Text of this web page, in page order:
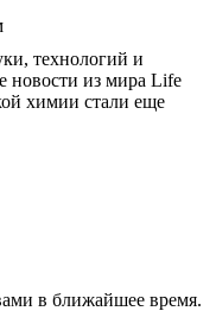
технологий и
новости из мира Life
химии стали еще
в ближайшее время.